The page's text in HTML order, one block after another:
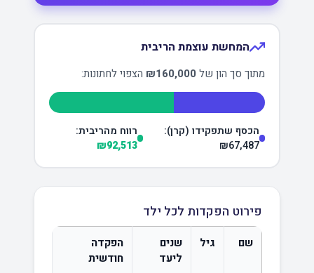
המחשת עוצמת הריבית
מתוך סך הון של₪160,000 הצפוי לחתונות:
הכסף שתפקידו (קרן):
₪67,487
רווח מהריבית:
₪92,513
פירוט הפקדות לכל ילד
שם גיל
שנים
ליעד
הפקדה
חודשית